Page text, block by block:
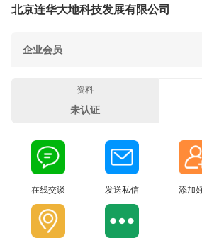
北京连华大地科技发展有限公司
企业会员
资料
未认证
在线交谈 发送私信 添加